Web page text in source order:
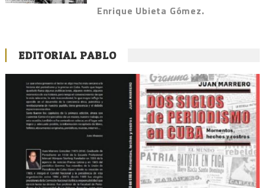
Enrique Ubieta Gómez.
EDITORIAL PABLO